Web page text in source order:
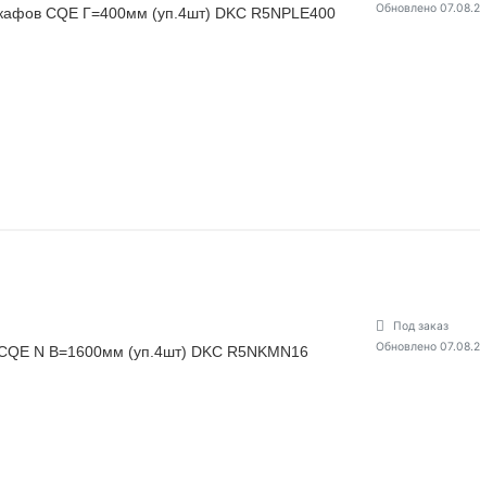
CQE Г=400мм (уп.4шт) DKC R5NPLE400
Обновлено
N В=1600мм (уп.4шт) DKC R5NKMN16
Под заказ
Обновлено